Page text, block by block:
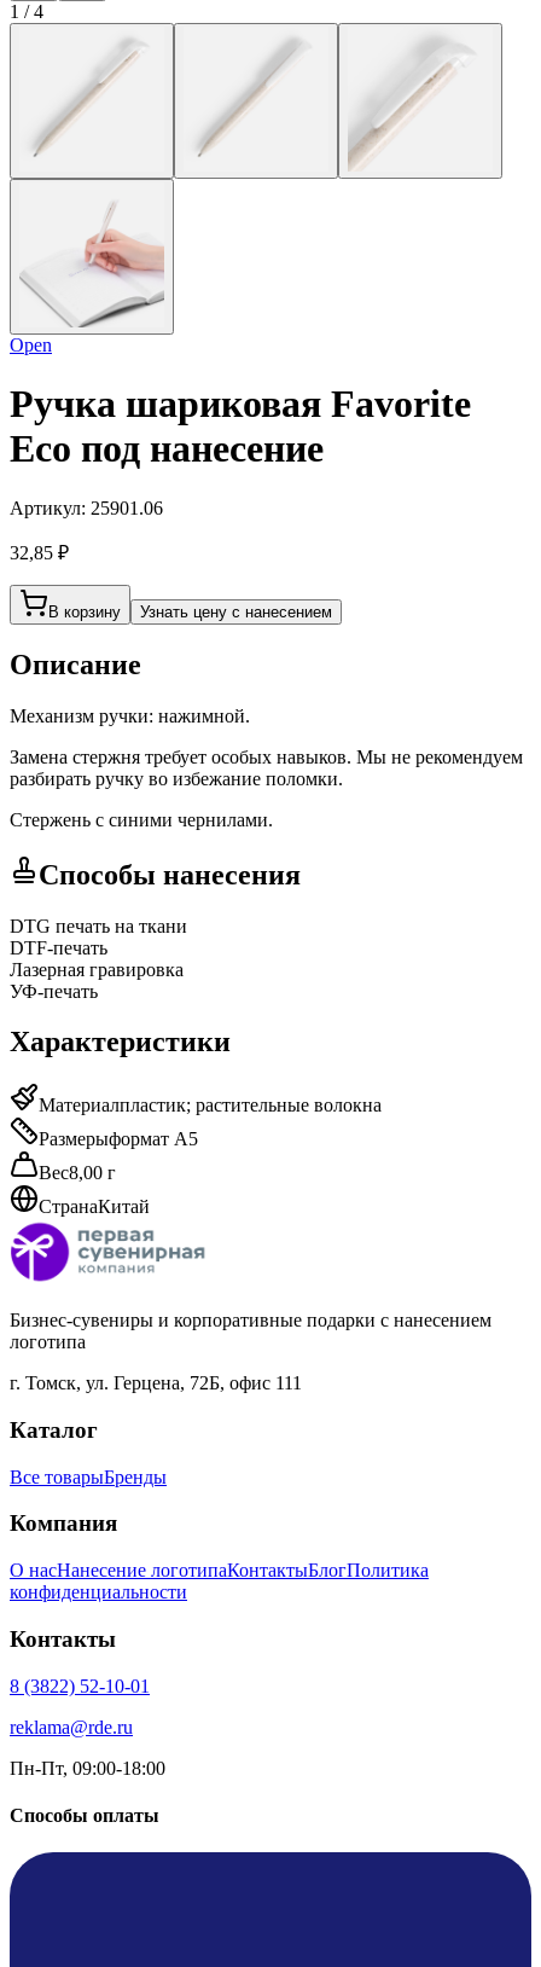
1 /4
Open
Ручка шариковая Favorite
Eco под нанесение
Артикул: 25901.06
32,85 ₽
В корзину Узнать цену с нанесением
Описание
Механизм ручки: нажимной.
Замена стержня требует особых навыков. Мы не рекомендуем
разбирать ручку во избежание поломки.
Стержень с синими чернилами.
Способы нанесения
DTG печать на ткани
DTF-печать
Лазерная гравировка
УФ-печать
Характеристики
Материалпластик; растительные волокна
Размерыформат А5
Вес8,00 г
СтранаКитай
Бизнес-сувениры и корпоративные подарки с нанесением
логотипа
г. Томск, ул. Герцена, 72Б, офис 111
Каталог
Все товарыБренды
Компания
О насНанесение логотипаКонтактыБлогПолитика
конфиденциальности
Контакты
8 (3822) 52-10-01
reklama@rde.ru
Пн-Пт, 09:00-18:00
Способы оплаты